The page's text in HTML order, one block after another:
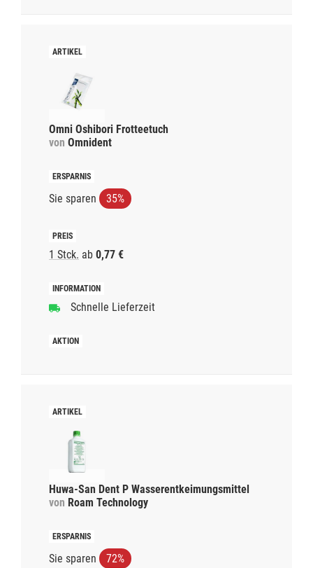
Omni Oshibori Frotteetuch
von Omnident
Sie sparen 35%
1 Stck. ab 0,77 €
Schnelle Lieferzeit
Huwa-San Dent P Wasserentkeimungsmittel
von Roam Technology
Sie sparen 72%